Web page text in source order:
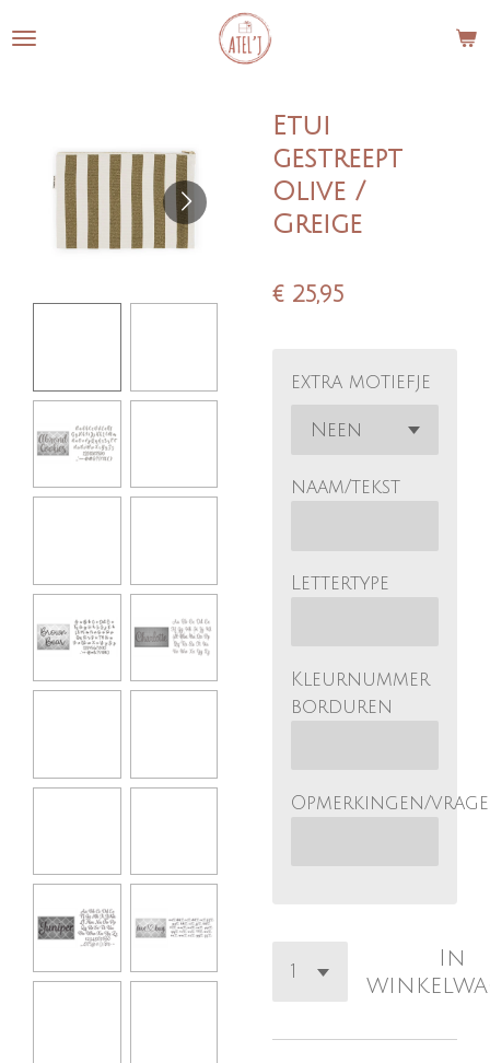
direct
Etui
gestreept
Olive /
Greige
€ 25,95
extra motiefje
naam/tekst
Lettertype
Kleurnummer
borduren
Opmerkingen/
In